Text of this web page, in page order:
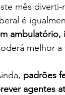
mês
é
ambulatório,
melhor
padrões
agentes